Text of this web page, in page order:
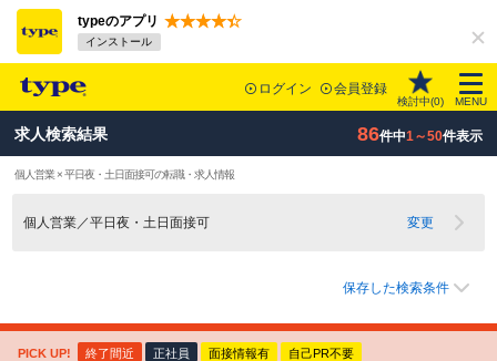
typeのアプリ
インストール
ログイン 会員登録
検討中(0) MENU
求人検索結果 86件中1～50件表示
個人営業 × 平日夜・土日面接可の転職・求人情報
個人営業／平日夜・土日面接可 変更
保存した検索条件
PICK UP! 終了間近 正社員 面接情報有 自己PR不要